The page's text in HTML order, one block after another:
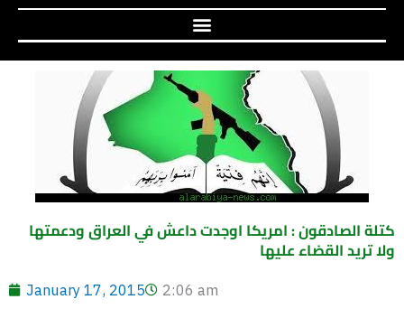
كتلة الصادقون : امريكا اوجدت داعش في العراق ودعمتها
ولا تريد القضاء عليها
January 17, 2015 2:06 am